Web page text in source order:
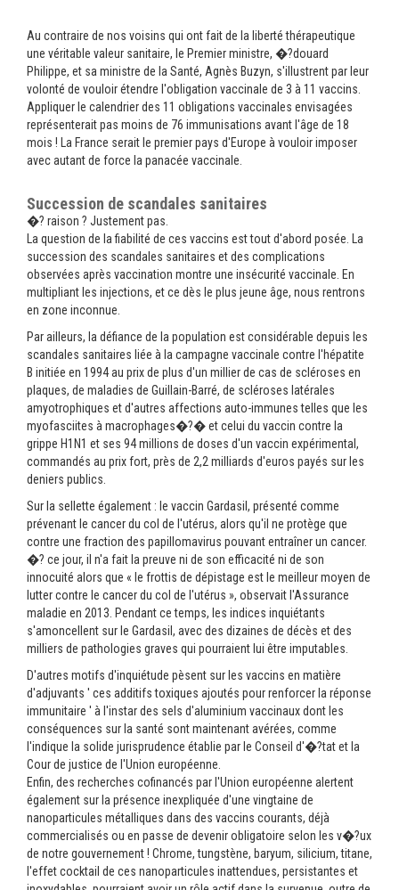
Au contraire de nos voisins qui ont fait de la liberté thérapeutique
une véritable valeur sanitaire, le Premier ministre, �?douard
Philippe, et sa ministre de la Santé, Agnès Buzyn, s'illustrent par leur
volonté de vouloir étendre l'obligation vaccinale de 3 à 11 vaccins.
Appliquer le calendrier des 11 obligations vaccinales envisagées
représenterait pas moins de 76 immunisations avant l'âge de 18
mois ! La France serait le premier pays d'Europe à vouloir imposer
avec autant de force la panacée vaccinale.
Succession de scandales sanitaires
�? raison ? Justement pas.
La question de la fiabilité de ces vaccins est tout d'abord posée. La
succession des scandales sanitaires et des complications
observées après vaccination montre une insécurité vaccinale. En
multipliant les injections, et ce dès le plus jeune âge, nous rentrons
en zone inconnue.
Par ailleurs, la défiance de la population est considérable depuis les
scandales sanitaires liée à la campagne vaccinale contre l'hépatite
B initiée en 1994 au prix de plus d'un millier de cas de scléroses en
plaques, de maladies de Guillain-Barré, de scléroses latérales
amyotrophiques et d'autres affections auto-immunes telles que les
myofasciites à macrophages�?� et celui du vaccin contre la
grippe H1N1 et ses 94 millions de doses d'un vaccin expérimental,
commandés au prix fort, près de 2,2 milliards d'euros payés sur les
deniers publics.
Sur la sellette également : le vaccin Gardasil, présenté comme
prévenant le cancer du col de l'utérus, alors qu'il ne protège que
contre une fraction des papillomavirus pouvant entraîner un cancer.
�? ce jour, il n'a fait la preuve ni de son efficacité ni de son
innocuité alors que « le frottis de dépistage est le meilleur moyen de
lutter contre le cancer du col de l'utérus », observait l'Assurance
maladie en 2013. Pendant ce temps, les indices inquiétants
s'amoncellent sur le Gardasil, avec des dizaines de décès et des
milliers de pathologies graves qui pourraient lui être imputables.
D'autres motifs d'inquiétude pèsent sur les vaccins en matière
d'adjuvants ' ces additifs toxiques ajoutés pour renforcer la réponse
immunitaire ' à l'instar des sels d'aluminium vaccinaux dont les
conséquences sur la santé sont maintenant avérées, comme
l'indique la solide jurisprudence établie par le Conseil d'�?tat et la
Cour de justice de l'Union européenne.
Enfin, des recherches cofinancés par l'Union européenne alertent
également sur la présence inexpliquée d'une vingtaine de
nanoparticules métalliques dans des vaccins courants, déjà
commercialisés ou en passe de devenir obligatoire selon les v�?ux
de notre gouvernement ! Chrome, tungstène, baryum, silicium, titane,
l'effet cocktail de ces nanoparticules inattendues, persistantes et